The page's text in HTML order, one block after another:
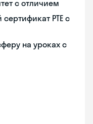
с отличием
PTE с
на уроках с